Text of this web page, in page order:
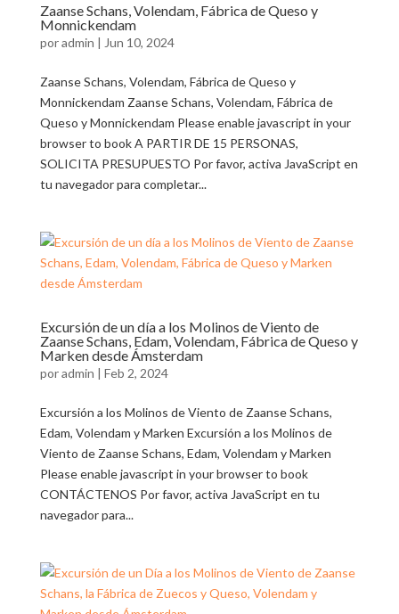
Zaanse Schans, Volendam, Fábrica de Queso y
Monnickendam
poradmin | Jun 10, 2024
Zaanse Schans, Volendam, Fábrica de Queso y
Monnickendam Zaanse Schans, Volendam, Fábrica de
Queso y Monnickendam Please enable javascript in your
browser to book A PARTIR DE 15 PERSONAS,
SOLICITA PRESUPUESTO Por favor, activa JavaScript en
tu navegador para completar...
Excursión de un día a los Molinos de Viento de
Zaanse Schans, Edam, Volendam, Fábrica de Queso y
Marken desde Ámsterdam
poradmin | Feb 2, 2024
Excursión a los Molinos de Viento de Zaanse Schans,
Edam, Volendam y Marken Excursión a los Molinos de
Viento de Zaanse Schans, Edam, Volendam y Marken
Please enable javascript in your browser to book
CONTÁCTENOS Por favor, activa JavaScript en tu
navegador para...